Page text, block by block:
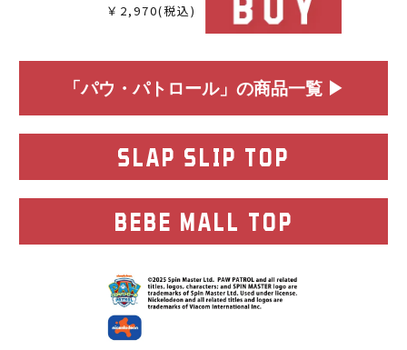
￥2,970(税込)
「パウ・パトロール」の商品一覧 ▶
SLAP SLIP TOP
BEBE MALL TOP